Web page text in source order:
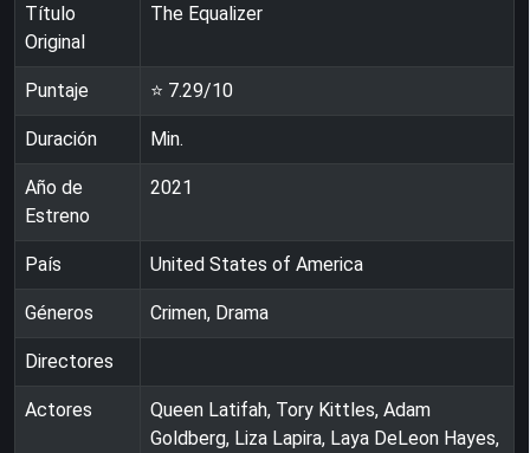
Título
Original
The Equalizer
Puntaje ⭐ 7.29/10
Duración Min.
Año de
Estreno
2021
País United States of America
Géneros Crimen, Drama
Directores
Actores
Queen Latifah, Tory Kittles, Adam
Goldberg, Liza Lapira, Laya DeLeon Hayes,